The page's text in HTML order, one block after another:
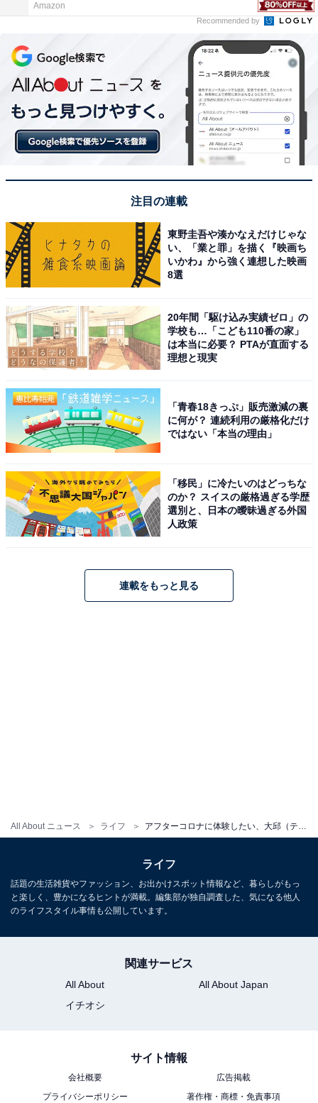
All About ニュース ライフ
は実に鮮やか。食材が本来有する色と味わいをそのまま
生かし、丁寧に発酵させた天然の調味料で味つけがされ
る。
食事をしながら胃が癒さていくような感覚は、翌日訪れ
た チョンアラムでも感じた。ひじきとあわびの栄養ごは
んや、山菜のナムルが味わい深い。インスタントに慣れ
てしまった舌が、健康的な味覚を取り戻していくよう
で訪れたのは、薬膳の副菜が脇をかためる、ヘルシーに
肉を食べられる店ヨルムバッテトン だ。
熟成させた分厚いサムギョプサルのジューシーさに舌鼓
を打つ。薬膳サラダと一緒に頬張ると、なおおいしい。
サムギョプサルと野菜の相性がいいということを再確認
した。
大邱の韓方医療の中心でもある 大邱韓方病院（テグハン
Amazon
Recommended by
注目の連載
東野圭吾や湊かなえだけじゃな
い、「業と罪」を描く『映画ち
いかわ』から強く連想した映画
8選
20年間「駆け込み実績ゼロ」の
学校も…「こども110番の家」
は本当に必要？ PTAが直面する
理想と現実
「青春18きっぷ」販売激減の裏
に何が？ 連続利用の厳格化だけ
ではない「本当の理由」
「移民」に冷たいのはどっちな
のか？ スイスの厳格過ぎる学歴
選別と、日本の曖昧過ぎる外国
人政策
連載をもっと見る
ライフ
話題の生活雑貨やファッション、お出かけスポット情報など、暮らしがもっ
と楽しく、豊かになるヒントが満載。編集部が独自調査した、気になる他人
のライフスタイル事情も公開しています。
関連サービス
All About
All About Japan
イチオシ
サイト情報
会社概要
広告掲載
プライバシーポリシー
著作権・商標・免責事項